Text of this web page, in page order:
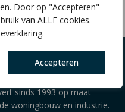
Door op "Accepteren"
van ALLE cookies.
Accepteren
Rijen B.V.
sinds 1993 op maat
woningbouw en industrie.